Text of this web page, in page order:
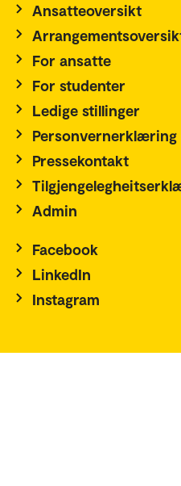
Ansatteoversikt
For ansatte
For studenter
Ledige stillinger
Pressekontakt
Admin
Facebook
LinkedIn
Instagram